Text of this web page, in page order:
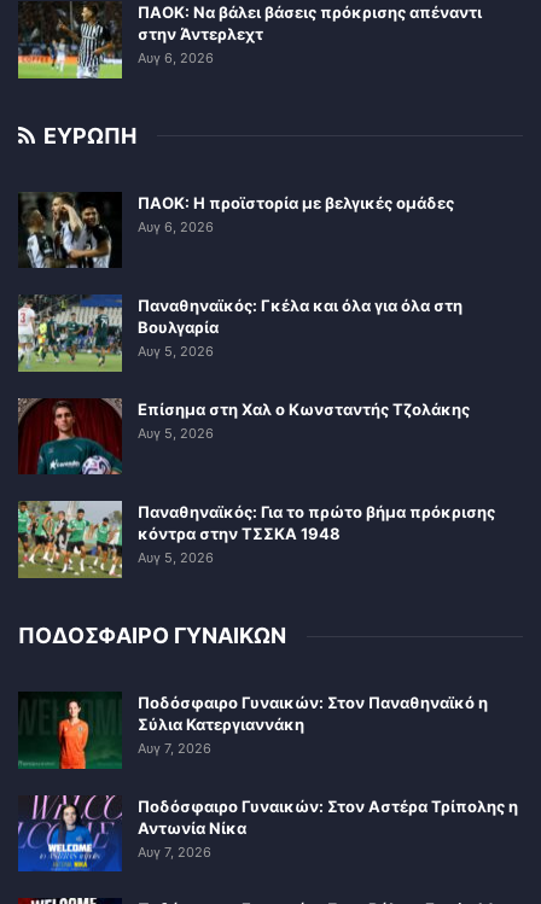
ΠΑΟΚ: Να βάλει βάσεις πρόκρισης απέναντι
στην Άντερλεχτ
Αυγ 6, 2026
ΕΥΡΩΠΗ
ΠΑΟΚ: Η προϊστορία με βελγικές ομάδες
Αυγ 6, 2026
Παναθηναϊκός: Γκέλα και όλα για όλα στη
Βουλγαρία
Αυγ 5, 2026
Επίσημα στη Χαλ ο Κωνσταντής Τζολάκης
Αυγ 5, 2026
Παναθηναϊκός: Για το πρώτο βήμα πρόκρισης
κόντρα στην ΤΣΣΚΑ 1948
Αυγ 5, 2026
ΠΟΔΟΣΦΑΙΡΟ ΓΥΝΑΙΚΩΝ
Ποδόσφαιρο Γυναικών: Στον Παναθηναϊκό η
Σύλια Κατεργιαννάκη
Αυγ 7, 2026
Ποδόσφαιρο Γυναικών: Στον Αστέρα Τρίπολης η
Αντωνία Νίκα
Αυγ 7, 2026